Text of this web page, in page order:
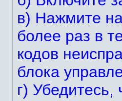
в) Нажмите
более раз в
кодов
блока
г)